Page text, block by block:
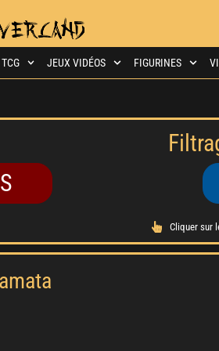
TCG JEUX VIDÉOS FIGURINES
Cliquer sur